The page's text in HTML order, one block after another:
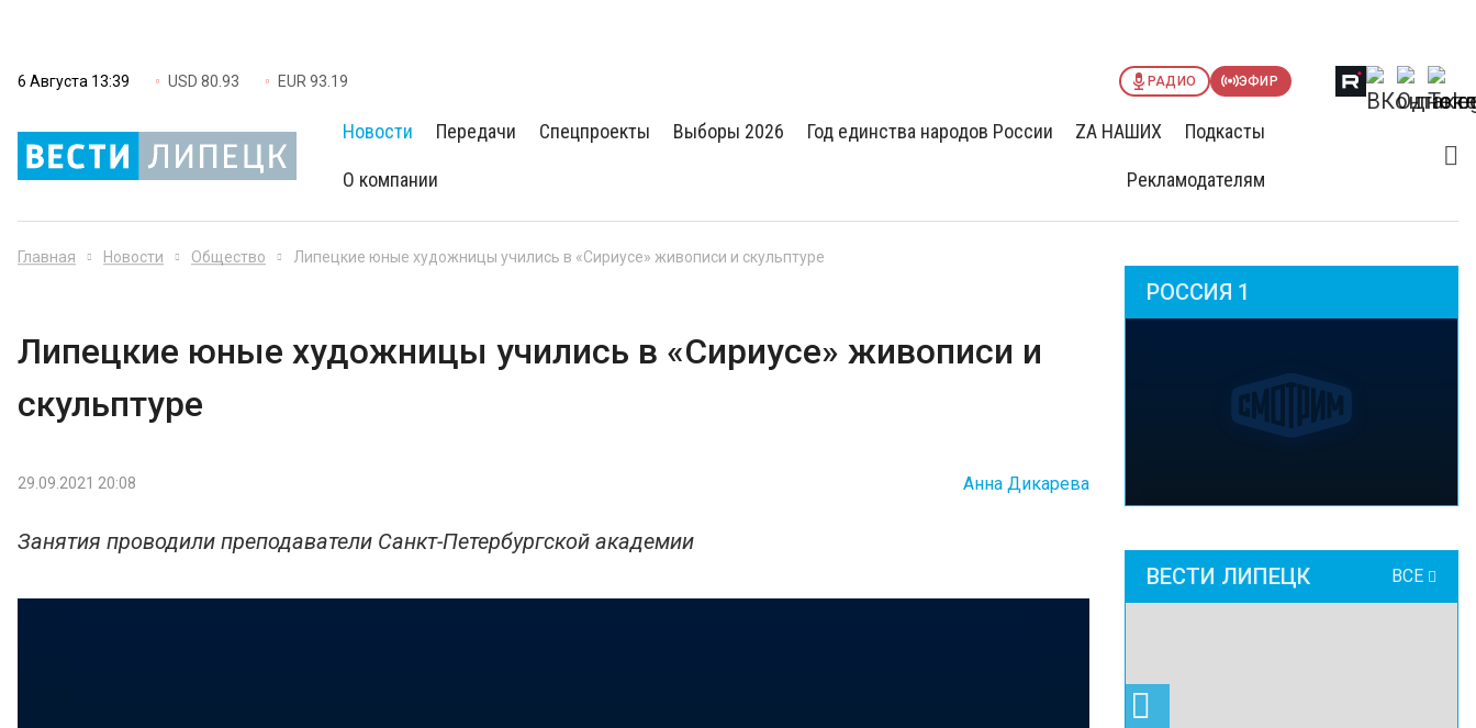
6 Августа 13:39 USD 80.93 EUR 93.19 РАДИО ЭФИР
Новости Передачи Спецпроекты Выборы 2026 Год единства народов России ZА НАШИХ Подкасты
О компании Рекламодателям
Главная Новости Общество Липецкие юные художницы учились в «Сириусе» живописи и скульптуре
Липецкие юные художницы учились в «Сириусе» живописи и
скульптуре
29.09.2021 20:08 Анна Дикарева
Занятия проводили преподаватели Санкт-Петербургской академии
РОССИЯ 1
ВЕСТИ ЛИПЕЦК ВСЕ